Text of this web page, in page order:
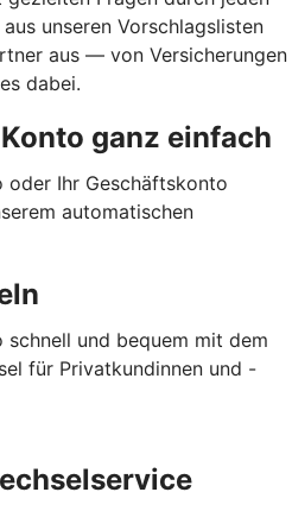
unseren Vorschlagslisten
aus — von Versicherungen
dabei.
ganz einfach
oder Ihr Geschäftskonto
automatischen
schnell und bequem mit dem
für Privatkundinnen und -